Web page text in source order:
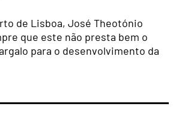
de Lisboa, José Theotónio
que este não presta bem o
para o desenvolvimento da